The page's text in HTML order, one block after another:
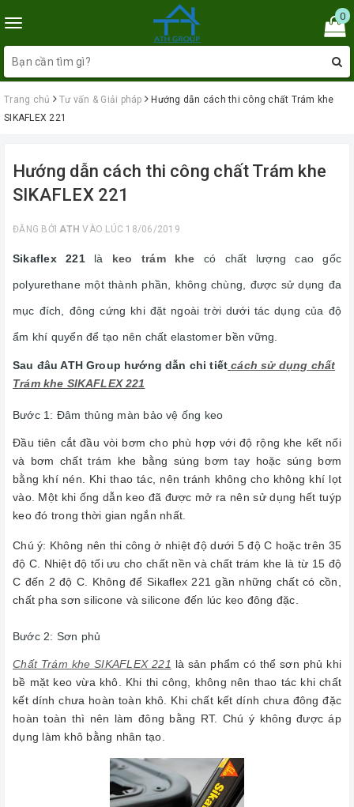
Toggle
navigation
0
Trang chủ Tư vấn & Giải pháp
Hướng dẫn cách thi công chất Trám khe
SIKAFLEX 221
Hướng dẫn cách thi công chất Trám khe
SIKAFLEX 221
ĐĂNG BỞIATH VÀO LÚC 18/06/2019
Sikaflex 221là keo trám khe có chất lượng cao gốc
polyurethane một thành phần, không chùng, được sử dụng đa
mục đích, đông cứng khi đặt ngoài trời dưới tác dụng của độ
ẩm khí quyển để tạo nên chất elastomer bền vững.
Sau đâu ATH Group hướng dẫn chi tiết cách sử dụng chất
Trám khe SIKAFLEX 221
Bước 1: Đâm thủng màn bảo vệ ống keo
Đầu tiên cắt đầu vòi bơm cho phù hợp với độ rộng khe kết nối
và bơm chất trám khe bằng súng bơm tay hoặc súng bơm
bằng khí nén. Khi thao tác, nên tránh không cho không khí lọt
vào. Một khi ống dẫn keo đã được mở ra nên sử dụng hết tuýp
keo đó trong thời gian ngắn nhất.
Chú ý: Không nên thi công ở nhiệt độ dưới 5 độ C hoặc trên 35
độ C. Nhiệt độ tối ưu cho chất nền và chất trám khe là từ 15 độ
C đến 2 độ C. Không để Sikaflex 221 gần những chất có cồn,
chất pha sơn silicone và silicone đến lúc keo đông đặc.
Bước 2: Sơn phủ
Chất Trám khe SIKAFLEX 221 là sản phẩm có thể sơn phủ khi
bề mặt keo vừa khô. Khi thi công, không nên thao tác khi chất
kết dính chưa hoàn toàn khô. Khi chất kết dính chưa đông đặc
hoàn toàn thì nên làm đông bằng RT. Chú ý không được áp
dụng làm khô bằng nhân tạo.